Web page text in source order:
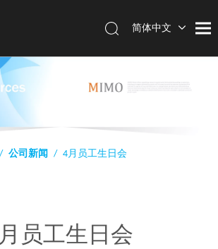
简体中文
/ 公司新闻 / 4月员工生日会
员工生日会